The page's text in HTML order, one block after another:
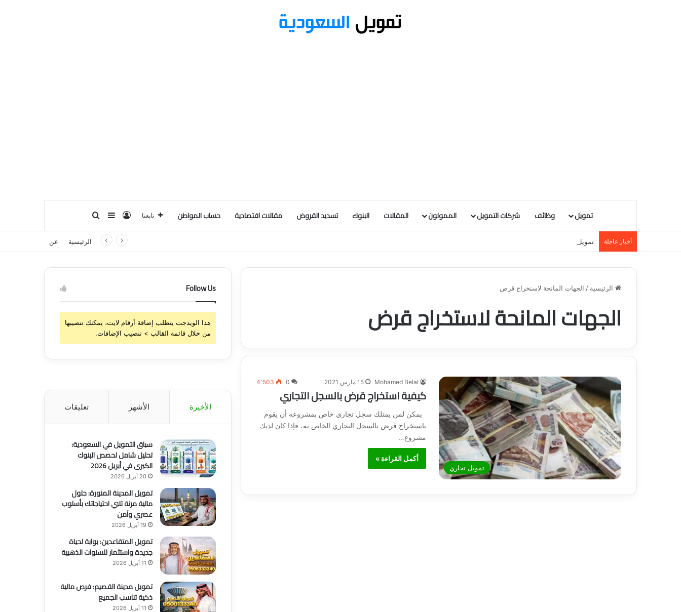
تمويل وظائف شركات التمويل الممولون المقالات البنوك تسديد القروض مقالات اقتصادية حساب المواطن تابعنا تسجيل الدخول
إضافة عمود جانبي
أخبار عاجلة تمويل المدينة المنورة: حلول مالية مرنة تلبي احتياجاتك بأسلوب عصري وآمن الرئيسية عن
الرئيسية / الجهات المانحة لاستخراج قرض
الجهات المانحة لاستخراج قرض
تمويل تجاري
Mohamed Belal 15 مارس 2021 0 4٬503
كيفية استخراج قرض بالسجل التجاري
يمكن لمن يمتلك سجل تجاري خاص بمشروعه أن يقوم
باستخراج قرض بالسجل التجاري الخاص به، فإذا كان لديك
مشروع…
أكمل القراءة »
Follow Us
هذا الويدجت يتطلب إضافة أرقام لايت، يمكنك تنصيبها
من خلال قائمة القالب > تنصيب الإضافات.
الأخيرة الأشهر تعليقات
سباق التمويل في السعودية:
تحليل شامل لحصص البنوك
الكبرى في أبريل 2026
20 أبريل 2026
تمويل المدينة المنورة: حلول
مالية مرنة تلبي احتياجاتك بأسلوب
عصري وآمن
19 أبريل 2026
تمويل المتقاعدين: بوابة لحياة
جديدة واستثمار للسنوات الذهبية
11 أبريل 2026
تمويل مدينة القصيم: فرص مالية
ذكية تناسب الجميع
11 أبريل 2026